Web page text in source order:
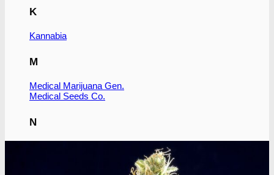
K
Kannabia
M
Medical Marijuana Gen.
Medical Seeds Co.
N